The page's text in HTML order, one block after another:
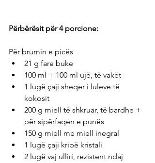
Përbërësit për 4 porcione:
Për brumin e picës
21 g fare buke
100 ml + 100 ml ujë, të vakët
1 lugë çaji sheqer i luleve të
kokosit
200 g miell të shkruar, të bardhe +
për sipërfaqen e punës
150 g miell me miell inegral
1 lugë çaji kripë kristali
2 lugë vaj ulliri, rezistent ndaj